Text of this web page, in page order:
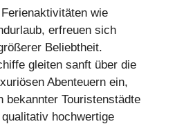
wie
erfreuen sich
Beliebtheit.
gleiten sanft über die
Abenteuern ein,
bekannter Touristenstädte
hochwertige